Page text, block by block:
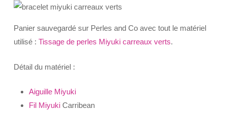
Panier sauvegardé sur Perles and Co avec tout le matériel
utilisé : Tissage de perles Miyuki carreaux verts.
Détail du matériel :
Aiguille Miyuki
Fil MiyukiCarribean